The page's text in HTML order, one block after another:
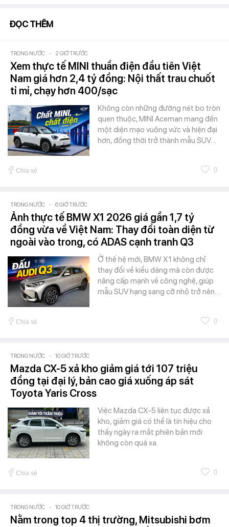
ĐỌC THÊM
TRONG NƯỚC - 2 GIỜ TRƯỚC
Xem thực tế MINI thuần điện đầu tiên Việt
Nam giá hơn 2,4 tỷ đồng: Nội thất trau chuốt
tỉ mỉ, chạy hơn 400/sạc
Không còn những đường nét bo tròn
quen thuộc, MINI Aceman mang đến
một diện mạo vuông vức và hiện đại
hơn, đồng thời trở thành mẫu SUV…
Chia sẻ 0
TRONG NƯỚC - 6 GIỜ TRƯỚC
Ảnh thực tế BMW X1 2026 giá gần 1,7 tỷ
đồng vừa về Việt Nam: Thay đổi toàn diện từ
ngoài vào trong, có ADAS cạnh tranh Q3
Ở thế hệ mới, BMW X1 không chỉ
thay đổi về kiểu dáng mà còn được
nâng cấp mạnh về công nghệ, giúp
mẫu SUV hạng sang cỡ nhỏ trở nên…
Chia sẻ 0
TRONG NƯỚC - 10 GIỜ TRƯỚC
Mazda CX-5 xả kho giảm giá tới 107 triệu
đồng tại đại lý, bản cao giá xuống áp sát
Toyota Yaris Cross
Việc Mazda CX-5 liên tục được xả
kho, giảm giá có thể là tín hiệu cho
thấy ngày ra mắt phiên bản mới
không còn quá xa.
Chia sẻ 0
TRONG NƯỚC - 10 GIỜ TRƯỚC
Nằm trong top 4 thị trường, Mitsubishi bơm